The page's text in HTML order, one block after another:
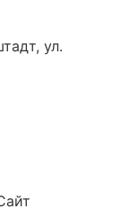
ул.